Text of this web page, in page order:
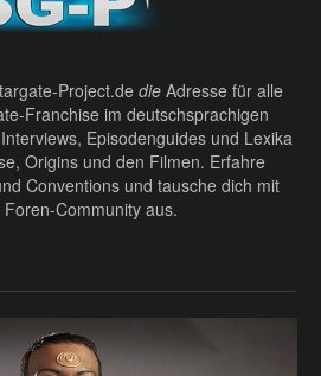
Project.de die Adresse für alle
Franchise im deutschsprachigen
Episodenguides und Lexika
Origins und den Filmen. Erfahre
Conventions und tausche dich mit
Community aus.